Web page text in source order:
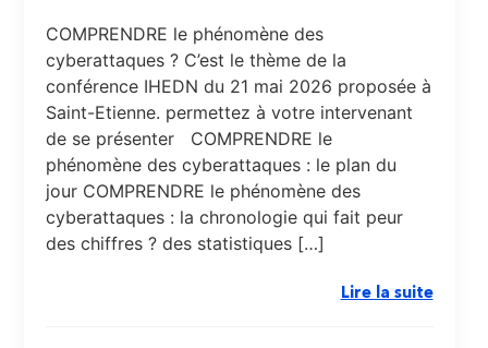
COMPRENDRE le phénomène des
cyberattaques ? C’est le thème de la
conférence IHEDN du 21 mai 2026 proposée à
Saint-Etienne. permettez à votre intervenant
de se présenter COMPRENDRE le
phénomène des cyberattaques : le plan du
jour COMPRENDRE le phénomène des
cyberattaques : la chronologie qui fait peur
des chiffres ? des statistiques […]
Lire la suite